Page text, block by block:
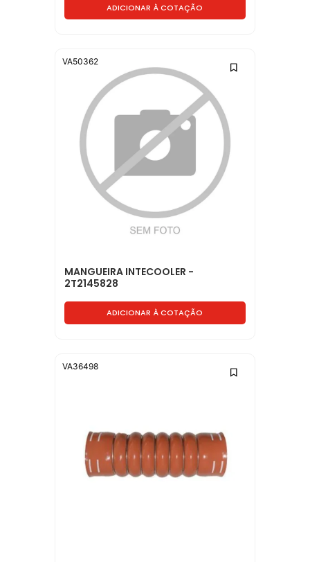
ADICIONAR À COTAÇÃO
MANGUEIRA INTECOOLER -
2T2145828
ADICIONAR À COTAÇÃO
VA50362
VA36498